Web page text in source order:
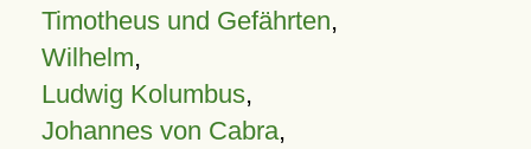
Timotheus und Gefährten,
Wilhelm,
Ludwig Kolumbus,
Johannes von Cabra,